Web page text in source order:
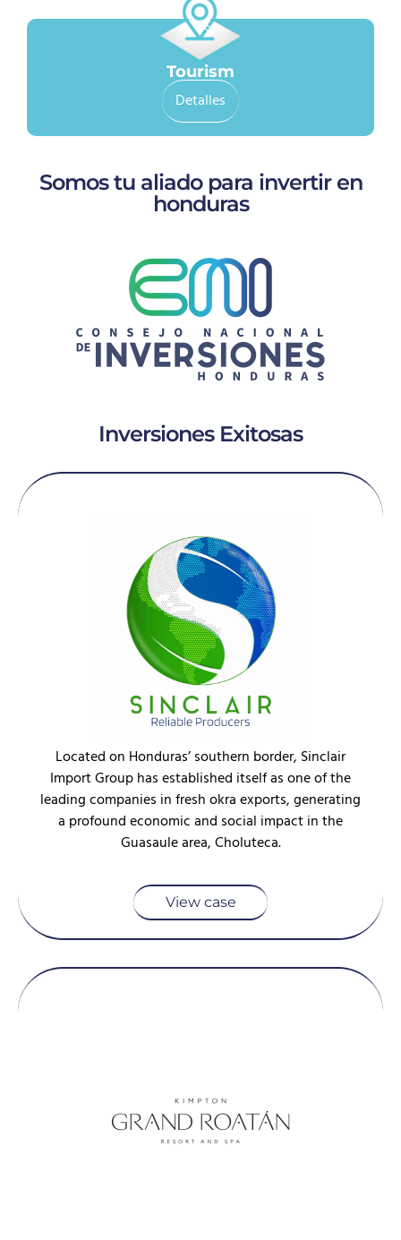
Tourism
Detalles
Somos tu aliado para invertir en
honduras
Inversiones Exitosas
Located on Honduras’ southern border, Sinclair
Import Group has established itself as one of the
leading companies in fresh okra exports, generating
a profound economic and social impact in the
Guasaule area, Choluteca.
View case